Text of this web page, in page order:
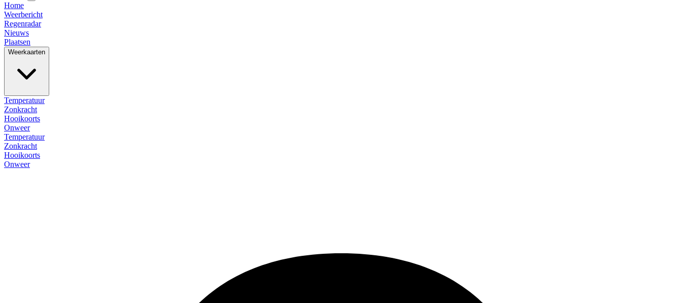
Home
Weerbericht
Regenradar
Nieuws
Plaatsen
Weerkaarten
Temperatuur
Zonkracht
Hooikoorts
Onweer
Temperatuur
Zonkracht
Hooikoorts
Onweer